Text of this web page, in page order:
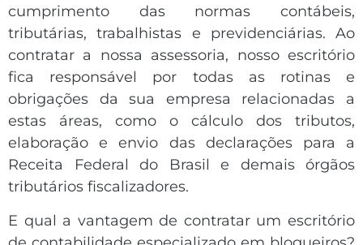
cumprimento das normas contábeis,
tributárias, trabalhistas e previdenciárias. Ao
contratar a nossa assessoria, nosso escritório
fica responsável por todas as rotinas e
obrigações da sua empresa relacionadas a
estas áreas, como o cálculo dos tributos,
elaboração e envio das declarações para a
Receita Federal do Brasil e demais órgãos
tributários fiscalizadores.
E qual a vantagem de contratar um escritório